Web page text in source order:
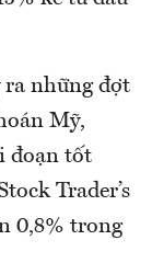
ra những đợt
Mỹ,
đoạn tốt
Trader’s
0,8% trong